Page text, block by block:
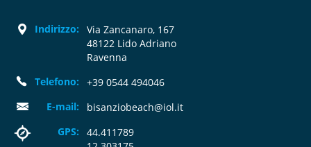
Indirizzo:
Via Zancanaro, 167
48122 Lido Adriano
Ravenna
Telefono:
+39 0544 494046
E-mail:
bisanziobeach@iol.it
GPS:
44.411789